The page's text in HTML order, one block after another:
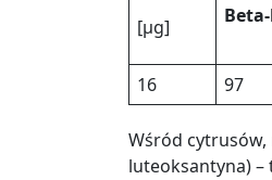
[µg]
16 97
Wśród
luteoksantyna)–